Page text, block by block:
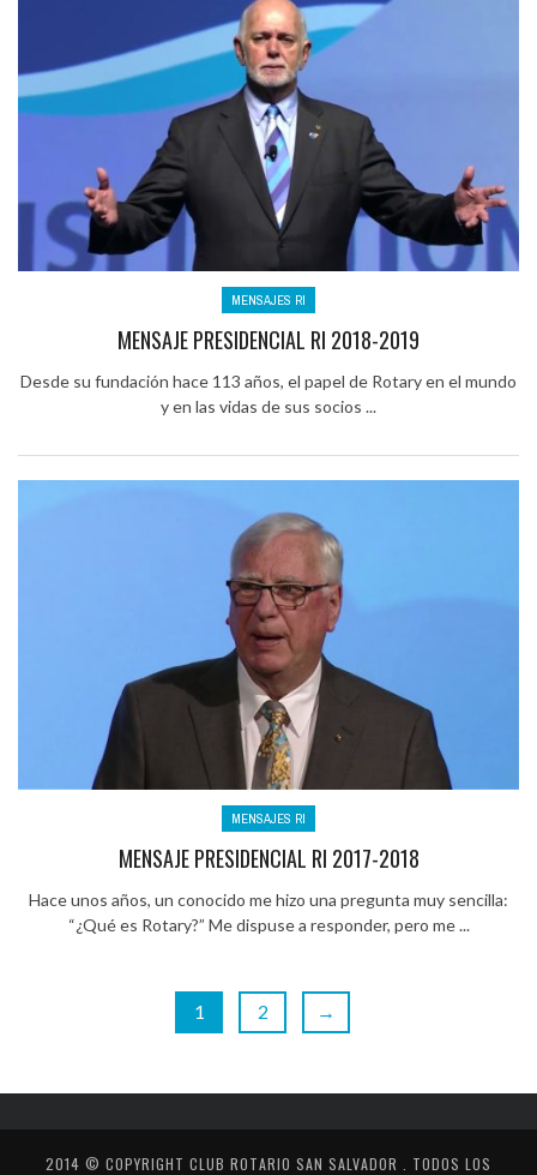
MENSAJES RI
MENSAJE PRESIDENCIAL RI 2018-2019
Desde su fundación hace 113 años, el papel de Rotary en el mundo
y en las vidas de sus socios ...
MENSAJES RI
MENSAJE PRESIDENCIAL RI 2017-2018
Hace unos años, un conocido me hizo una pregunta muy sencilla:
“¿Qué es Rotary?” Me dispuse a responder, pero me ...
1 2 →
2014 © COPYRIGHT CLUB ROTARIO SAN SALVADOR . TODOS LOS